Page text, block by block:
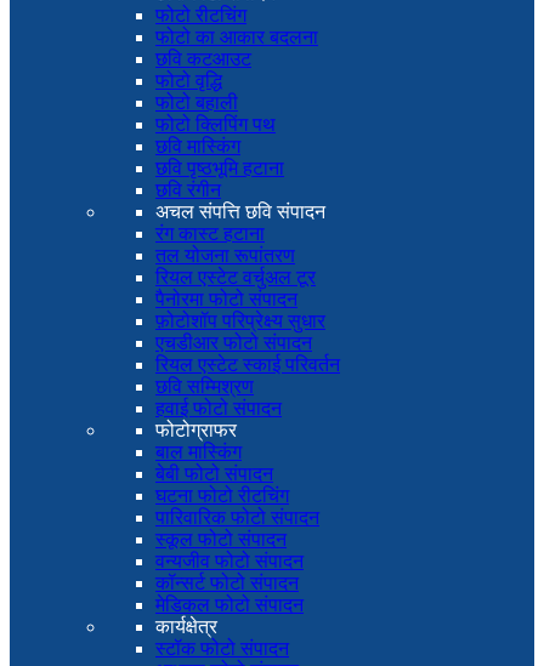
फोटो रीटचिंग
फोटो का आकार बदलना
छवि कटआउट
फोटो वृद्धि
फोटो बहाली
फोटो क्लिपिंग पथ
छवि मास्किंग
छवि पृष्ठभूमि हटाना
छवि रंगीन
अचल संपत्ति छवि संपादन
रंग कास्ट हटाना
तल योजना रूपांतरण
रियल एस्टेट वर्चुअल टूर
पैनोरमा फोटो संपादन
फ़ोटोशॉप परिप्रेक्ष्य सुधार
एचडीआर फोटो संपादन
रियल एस्टेट स्काई परिवर्तन
छवि सम्मिश्रण
हवाई फोटो संपादन
फोटोग्राफर
बाल मास्किंग
बेबी फोटो संपादन
घटना फोटो रीटचिंग
पारिवारिक फोटो संपादन
स्कूल फोटो संपादन
वन्यजीव फोटो संपादन
कॉन्सर्ट फोटो संपादन
मेडिकल फोटो संपादन
कार्यक्षेत्र
स्टॉक फोटो संपादन